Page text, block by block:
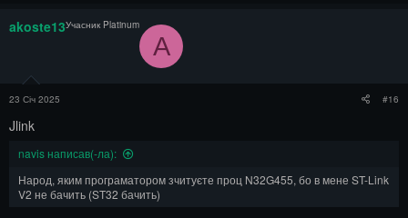
akoste13Учасник Platinum
A
23 Січ 2025 #16
Jlink
navis написав(-ла):
Народ, яким програматором зчитуєте проц N32G455, бо в мене ST-Link
V2 не бачить (ST32 бачить)